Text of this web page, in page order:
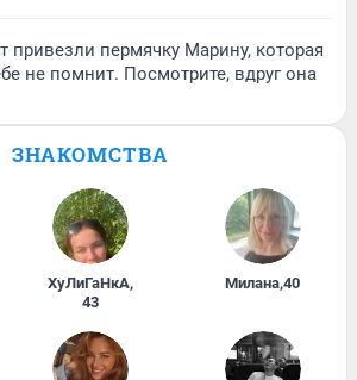
привезли пермячку Марину, которая
не помнит. Посмотрите, вдруг она
ЗНАКОМСТВА
ХуЛиГаНкА,
43
Милана,40